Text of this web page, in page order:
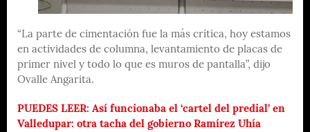
“La parte de cimentación fue la más crítica, hoy estamos
en actividades de columna, levantamiento de placas de
primer nivel y todo lo que es muros de pantalla”, dijo
Ovalle Angarita.
PUEDES LEER: Así funcionaba el ‘cartel del predial’ en
Valledupar: otra tacha del gobierno Ramírez Uhía